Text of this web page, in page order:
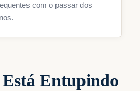
com o passar dos
Está Entupindo